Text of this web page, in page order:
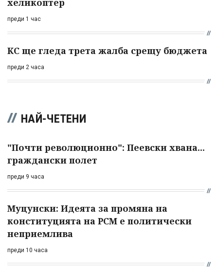
преди 1 час
КС ще гледа трета жалба срещу бюджета
преди 2 часа
НАЙ-ЧЕТЕНИ
"Почти революционно": Пеевски хвана...
граждански полет
преди 9 часа
Муцунски: Идеята за промяна на
конституцията на РСМ е политически
неприемлива
преди 10 часа